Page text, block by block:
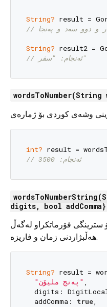
String? result =
String? result2 =
// ئەنجام: "سفر"
wordsToNumber(String
int? result =
// ئەنجام: 3500
digits, bool
فۆرماتکراو لەگەڵ
هەڵبژاردنی زمان و فاریزە.
String? result =
"پەنج ملیۆن" ,
digits:
  addComma:
true,